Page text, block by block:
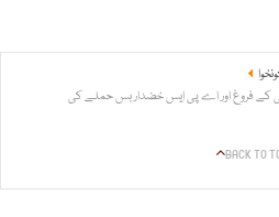
کے فروغ اور اے پی ایس خضدار بس حملے کی
BACK TO